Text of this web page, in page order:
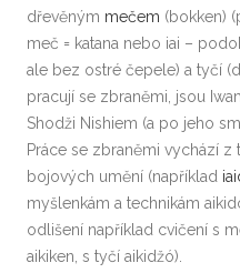
dřevěným mečem (bokken)
meč = katana nebo iai –
ale bez ostré čepele) a tyčí
pracují se zbraněmi, jsou
Shodži Nishiem (a po jeho
Práce se zbraněmi vychází z
bojových umění (například
myšlenkám a technikám
odlišení například cvičení s
aikiken, s tyčí aikidžó).